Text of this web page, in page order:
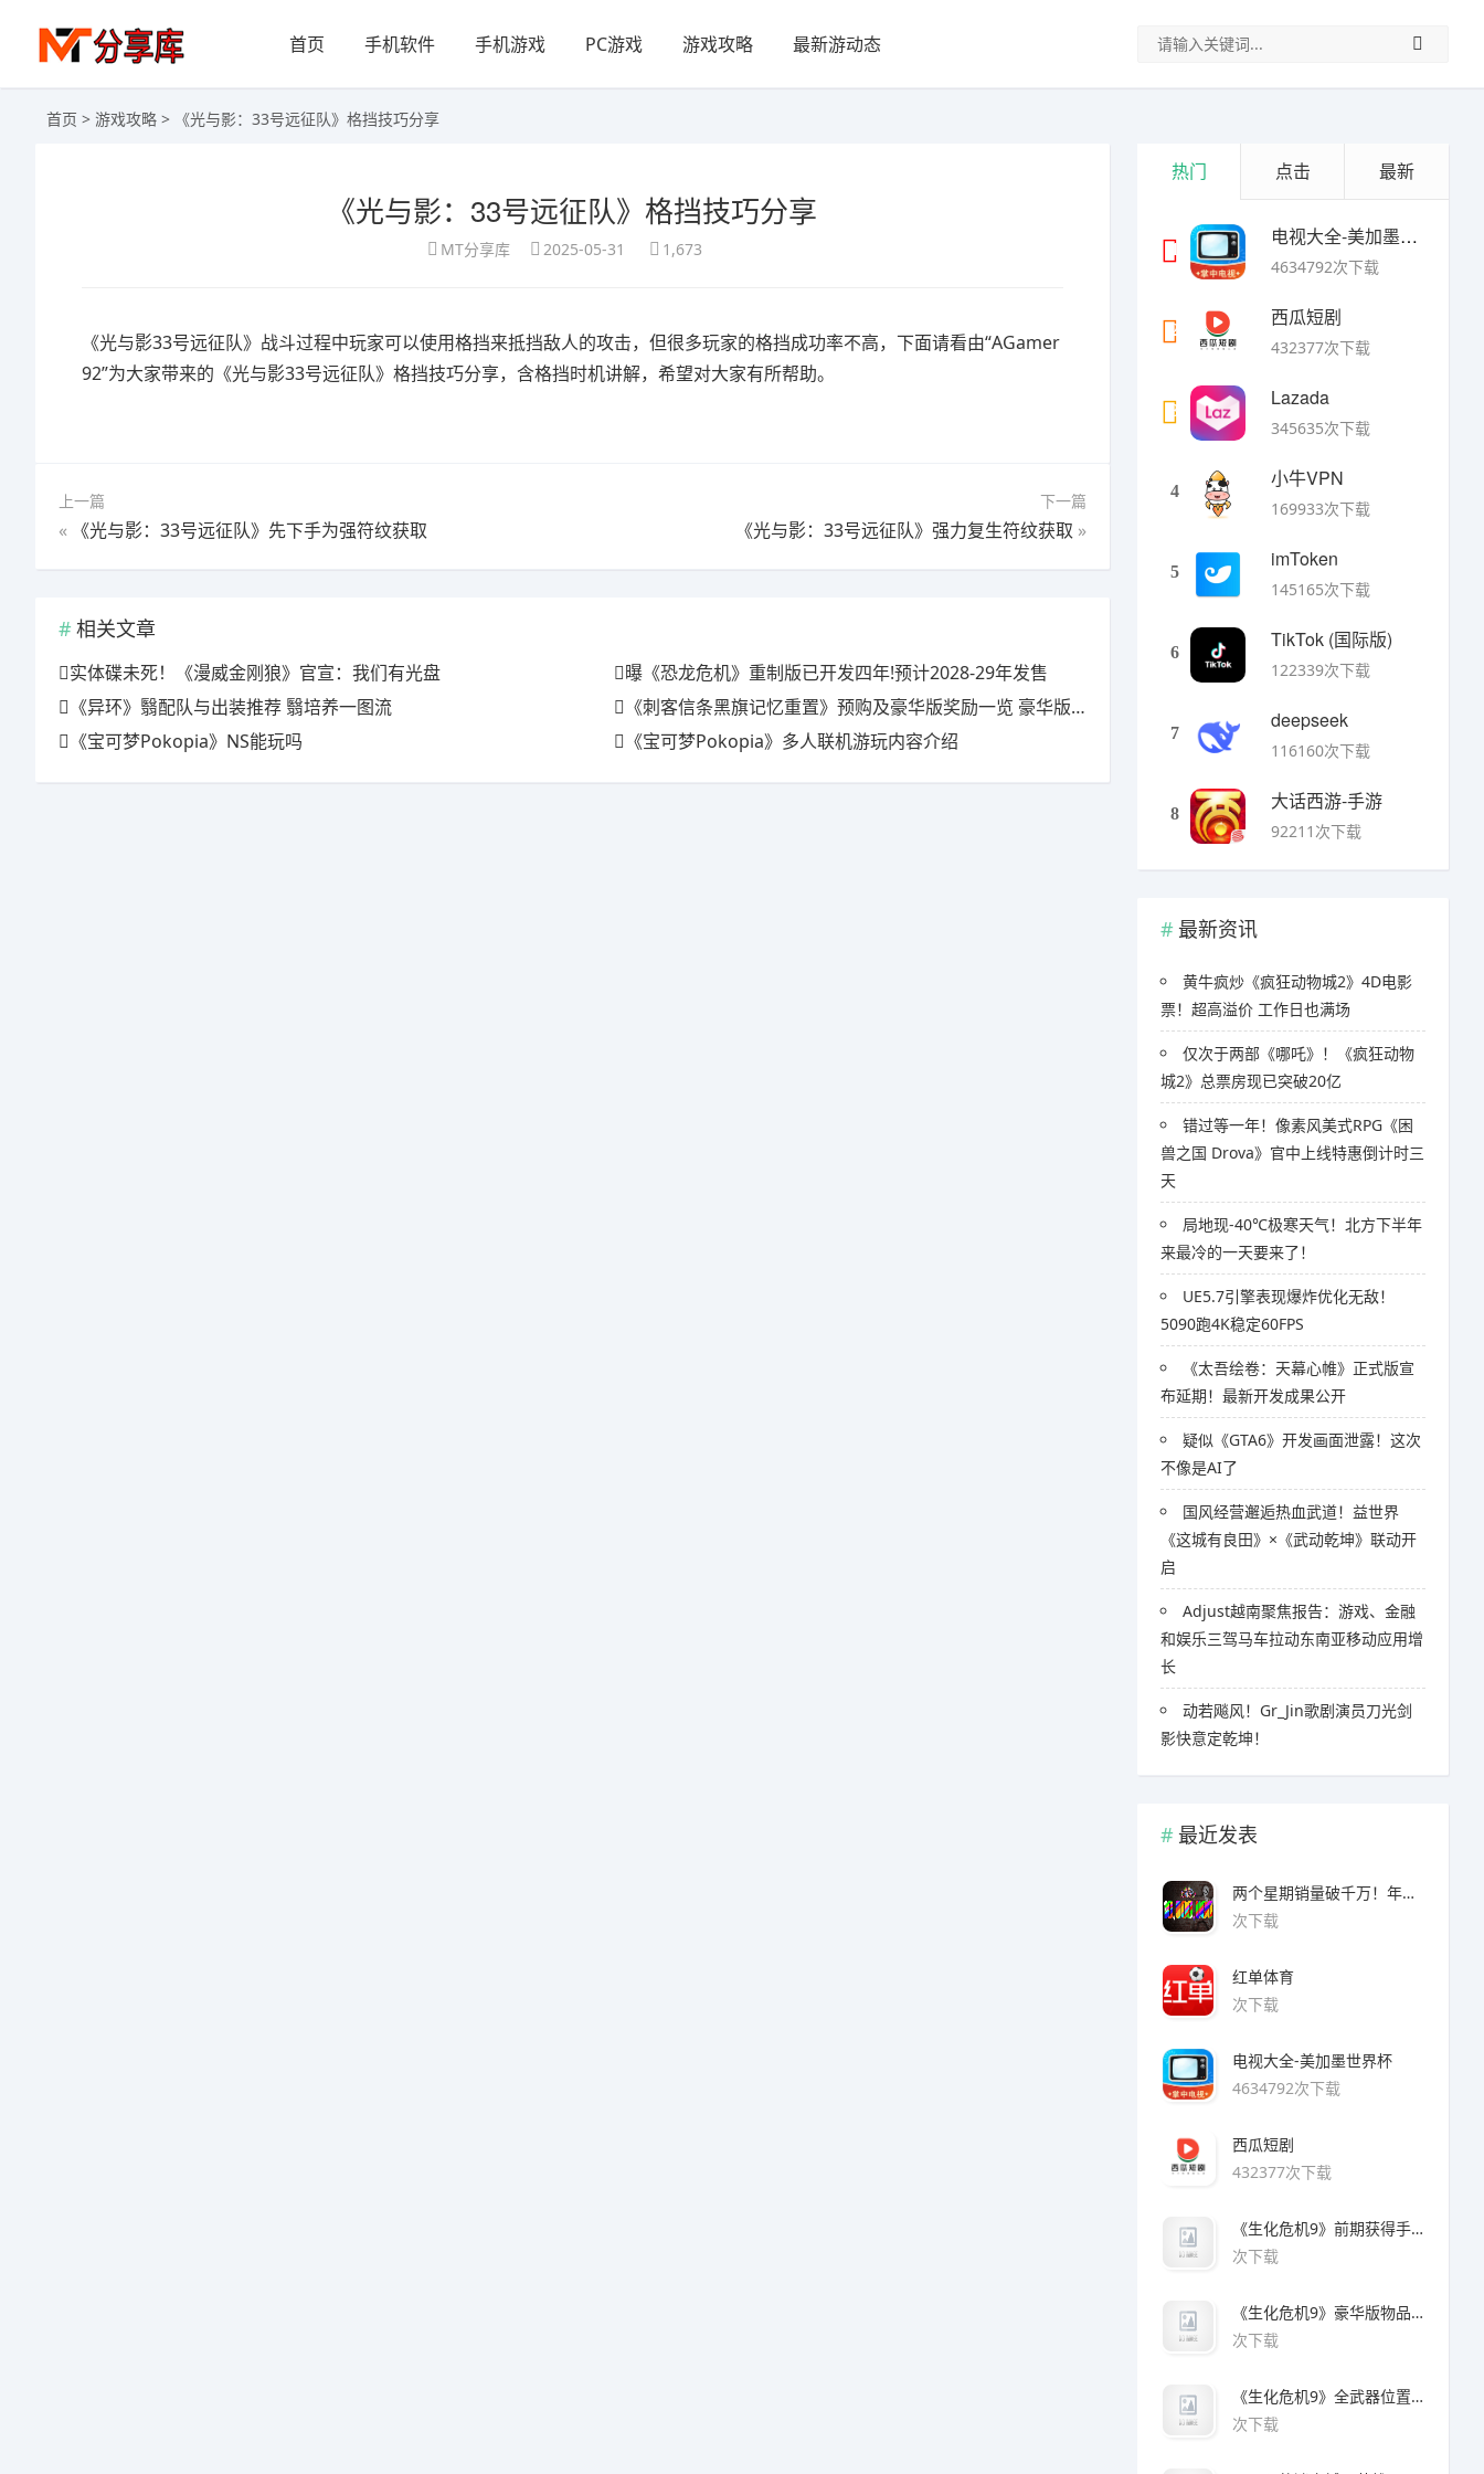
首页 手机软件 手机游戏 PC游戏 游戏攻略 最新游动态
首页 > 游戏攻略 > 《光与影：33号远征队》格挡技巧分享
《光与影：33号远征队》格挡技巧分享
MT分享库 2025-05-31 1,673
《光与影33号远征队》战斗过程中玩家可以使用格挡来抵挡敌人的攻击，但很多玩家的格挡成功率不高，下面请看由“AGamer
92”为大家带来的《光与影33号远征队》格挡技巧分享，含格挡时机讲解，希望对大家有所帮助。
上一篇
« 《光与影：33号远征队》先下手为强符纹获取
下一篇
《光与影：33号远征队》强力复生符纹获取 »
相关文章
实体碟未死！《漫威金刚狼》官宣：我们有光盘
曝《恐龙危机》重制版已开发四年!预计2028-29年发售
《异环》翳配队与出装推荐 翳培养一图流
《刺客信条黑旗记忆重置》预购及豪华版奖励一览 豪华版有什么
《宝可梦Pokopia》NS能玩吗
《宝可梦Pokopia》多人联机游玩内容介绍
热门 点击 最新
1
电视大全-美加墨世界杯
4634792次下载
2
西瓜短剧
432377次下载
3
Lazada
345635次下载
4
小牛VPN
169933次下载
5
imToken
145165次下载
6
TikTok (国际版)
122339次下载
7
deepseek
116160次下载
8
大话西游-手游
92211次下载
最新资讯
黄牛疯炒《疯狂动物城2》4D电影
票！超高溢价 工作日也满场
仅次于两部《哪吒》！《疯狂动物
城2》总票房现已突破20亿
错过等一年！像素风美式RPG《困
兽之国 Drova》官中上线特惠倒计时三
天
局地现-40℃极寒天气！北方下半年
来最冷的一天要来了！
UE5.7引擎表现爆炸优化无敌！
5090跑4K稳定60FPS
《太吾绘卷：天幕心帷》正式版宣
布延期！最新开发成果公开
疑似《GTA6》开发画面泄露！这次
不像是AI了
国风经营邂逅热血武道！益世界
《这城有良田》×《武动乾坤》联动开
启
Adjust越南聚焦报告：游戏、金融
和娱乐三驾马车拉动东南亚移动应用增
长
​​动若飚风！Gr_Jin歌剧演员刀光剑
影快意定乾坤！
最近发表
两个星期销量破千万！年度爆款诞生了 3A看了都眼红
次下载
红单体育
次下载
电视大全-美加墨世界杯
4634792次下载
西瓜短剧
432377次下载
《生化危机9》前期获得手枪方法
次下载
《生化危机9》豪华版物品领取方法
次下载
《生化危机9》全武器位置及解锁方法
次下载